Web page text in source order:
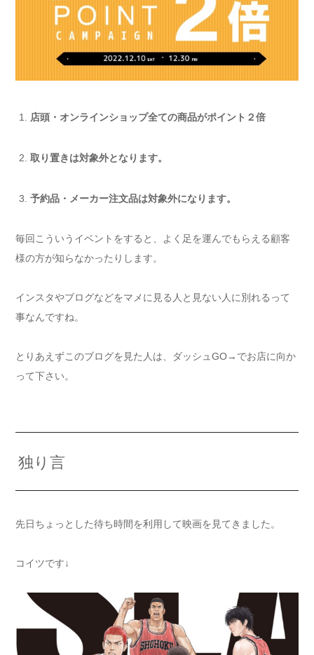
店頭・オンラインショップ全ての商品がポイント２倍
取り置きは対象外となります。
予約品・メーカー注文品は対象外になります。
毎回こういうイベントをすると、よく足を運んでもらえる顧客
様の方が知らなかったりします。
インスタやブログなどをマメに見る人と見ない人に別れるって
事なんですね。
とりあえずこのブログを見た人は、ダッシュGO→でお店に向か
って下さい。
独り言
先日ちょっとした待ち時間を利用して映画を見てきました。
コイツです↓